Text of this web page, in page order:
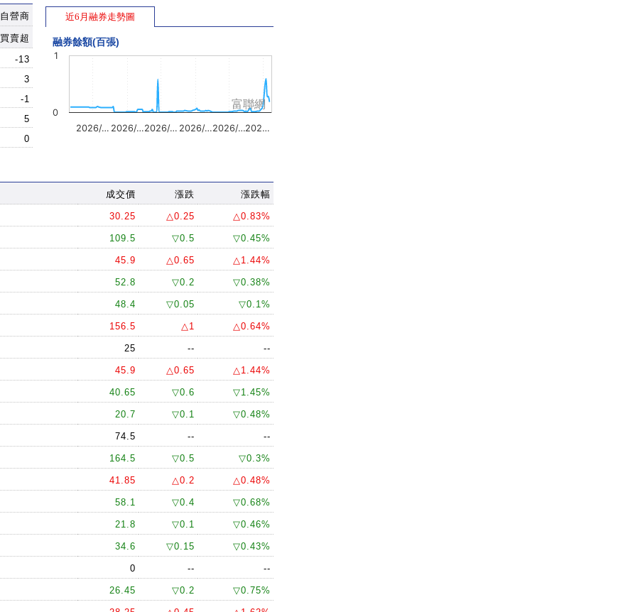
自營商
買賣超
-13
3
-1
5
0
近6月融券走勢圖
融券餘額(百張)
2026/… 2026/…2026/… 2026/…2026/…202…
0
1
富聯網
成交價 漲跌 漲跌幅
30.25 △0.25 △0.83%
109.5 ▽0.5 ▽0.45%
45.9 △0.65 △1.44%
52.8 ▽0.2 ▽0.38%
48.4 ▽0.05 ▽0.1%
156.5 △1 △0.64%
25 -- --
45.9 △0.65 △1.44%
40.65 ▽0.6 ▽1.45%
20.7 ▽0.1 ▽0.48%
74.5 -- --
164.5 ▽0.5 ▽0.3%
41.85 △0.2 △0.48%
58.1 ▽0.4 ▽0.68%
21.8 ▽0.1 ▽0.46%
34.6 ▽0.15 ▽0.43%
0 -- --
26.45 ▽0.2 ▽0.75%